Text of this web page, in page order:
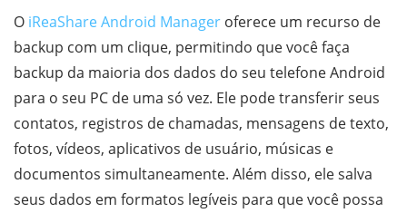
O iReaShare Android Manager oferece um recurso de
backup com um clique, permitindo que você faça
backup da maioria dos dados do seu telefone Android
para o seu PC de uma só vez. Ele pode transferir seus
contatos, registros de chamadas, mensagens de texto,
fotos, vídeos, aplicativos de usuário, músicas e
documentos simultaneamente. Além disso, ele salva
seus dados em formatos legíveis para que você possa